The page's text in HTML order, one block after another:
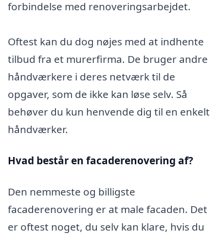
forbindelse med renoveringsarbejdet.
Oftest kan du dog nøjes med at indhente
tilbud fra et murerfirma. De bruger andre
håndværkere i deres netværk til de
opgaver, som de ikke kan løse selv. Så
behøver du kun henvende dig til en enkelt
håndværker.
Hvad består en facaderenovering af?
Den nemmeste og billigste
facaderenovering er at male facaden. Det
er oftest noget, du selv kan klare, hvis du